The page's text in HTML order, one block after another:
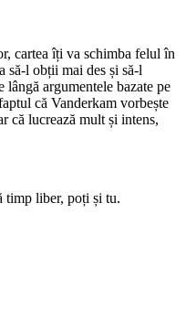
cartea îți va schimba felul în
să-l obții mai des și să-l
argumentele bazate pe
că Vanderkam vorbește
că lucrează mult și intens,
timp liber, poți și tu.